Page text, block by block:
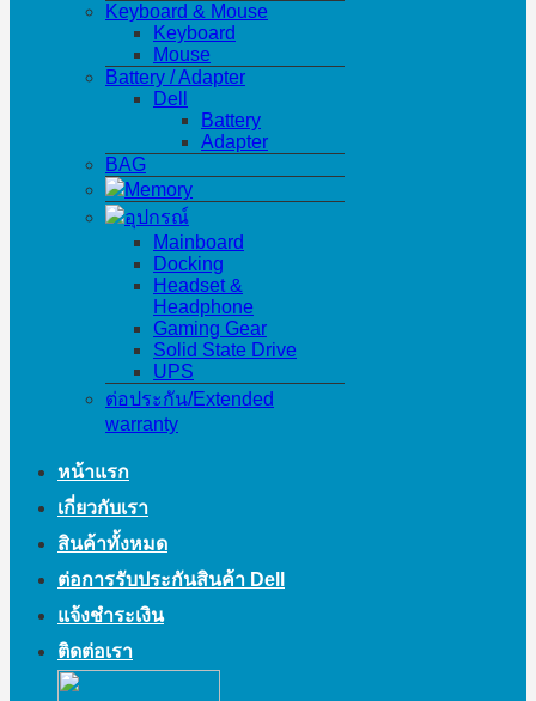
Keyboard & Mouse
Keyboard
Mouse
Battery / Adapter
Dell
Battery
Adapter
BAG
Memory
อุปกรณ์
Mainboard
Docking
Headset &
Headphone
Gaming Gear
Solid State Drive
UPS
ต่อประกัน/Extended
warranty
หน้าแรก
เกี่ยวกับเรา
สินค้าทั้งหมด
ต่อการรับประกันสินค้า Dell
แจ้งชำระเงิน
ติดต่อเรา